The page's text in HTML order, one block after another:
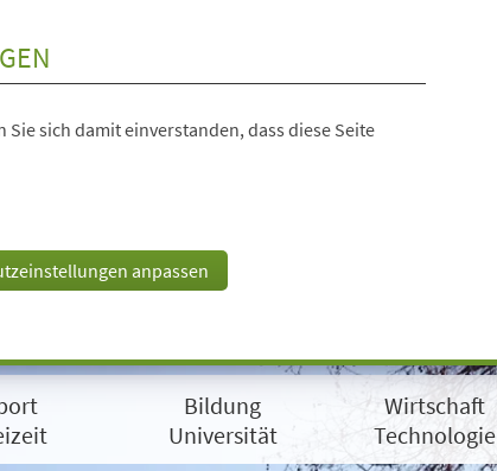
sich damit einverstanden, dass diese Seite
anpassen
Bildung
Universität
Wirtschaft
Technologie